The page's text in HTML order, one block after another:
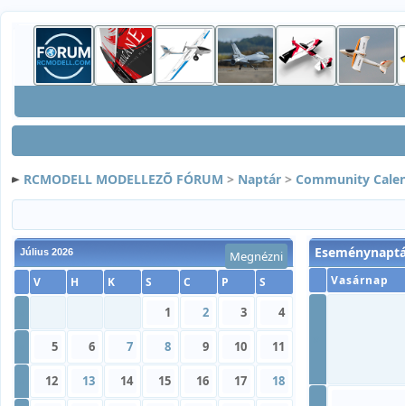
RCMODELL MODELLEZÕ FÓRUM > Naptár > Community
Megnézni
Július 2026
V H K S C P S
1 2 3 4
5 6 7 8 9 10 11
12 13 14 15 16 17 18
Vasárnap